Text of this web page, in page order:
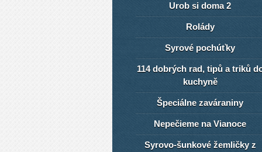
Urob si doma 2
Rolády
Syrové pochúťky
114 dobrých rad, tipů a triků
kuchyně
Špeciálne zaváraniny
Nepečieme na Vianoce
Syrovo-šunkové žemličky z